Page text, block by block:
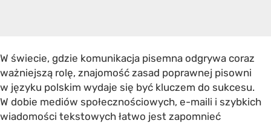
W świecie, gdzie komunikacja pisemna odgrywa coraz
ważniejszą rolę, znajomość zasad poprawnej pisowni
w języku polskim wydaje się być kluczem do sukcesu.
W dobie mediów społecznościowych, e-maili i szybkich
wiadomości tekstowych łatwo jest zapomnieć